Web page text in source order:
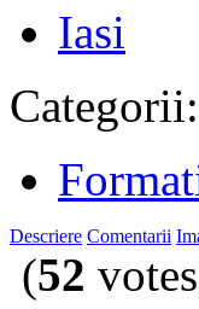
Iasi
Categorii:
Descriere Comentarii
(52